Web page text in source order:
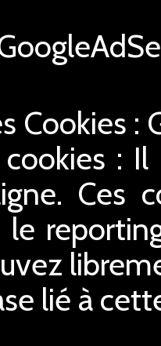
Cookies :
:
Ces
le
lié à